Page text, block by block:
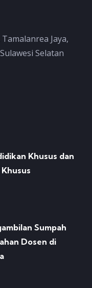
Jaya,
Selatan
Khusus dan
Sumpah
Dosen di